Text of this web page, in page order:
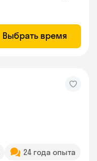
Выбрать время
24 года опыта